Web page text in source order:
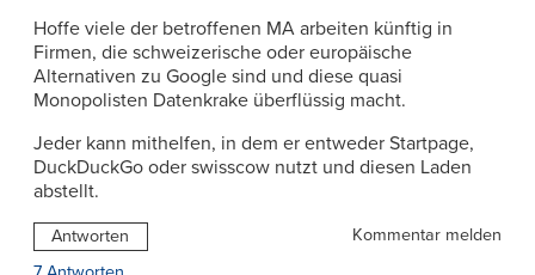
Hoffe viele der betroffenen MA arbeiten künftig in
Firmen, die schweizerische oder europäische
Alternativen zu Google sind und diese quasi
Monopolisten Datenkrake überflüssig macht.
Jeder kann mithelfen, in dem er entweder Startpage,
DuckDuckGo oder swisscow nutzt und diesen Laden
abstellt.
Antworten
Kommentar melden